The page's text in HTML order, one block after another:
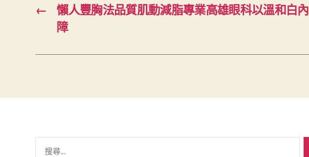
←
懶人豐胸法品質肌動減脂專業高雄眼科以溫和白內
障